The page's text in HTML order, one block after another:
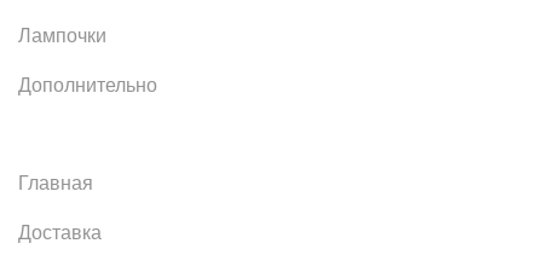
Лампочки
Дополнительно
Главная
Доставка